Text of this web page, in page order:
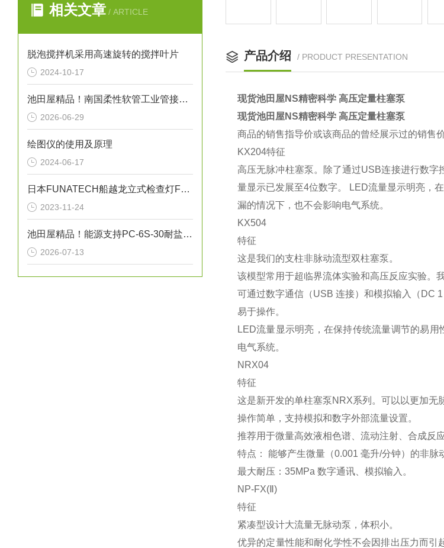
相关文章 / ARTICLE
脱泡搅拌机采用高速旋转的搅拌叶片
2024-10-17
池田屋精品！南国柔性软管工业管接头式氟树脂软管 NK-FJS-A 参数介绍
2026-06-29
绘图仪的使用及原理
2024-06-17
日本FUNATECH船越龙立式检查灯FY-18N原装全新
2023-11-24
池田屋精品！能源支持PC-6S-30耐盐箱式高压断路器技术参数
2026-07-13
产品介绍 / PRODUCT PRESENTATION
现货池田屋NS精密科学 高压定量柱塞泵
现货池田屋NS精密科学 高压定量柱塞泵
商品的销售指导价或该商品的曾经展示过的销售
KX204特征
高压无脉冲柱塞泵。除了通过USB连接进行数
量显示已发展至4位数字。 LED流量显示明亮，
漏的情况下，也不会影响电气系统。
KX504
特征
这是我们的支柱非脉动流型双柱塞泵。
该模型常用于超临界流体实验和高压反应实验。
可通过数字通信（USB 连接）和模拟输入（DC
易于操作。
LED流量显示明亮，在保持传统流量调节的易
电气系统。
NRX04
特征
这是新开发的单柱塞泵NRX系列。可以以更加无
操作简单，支持模拟和数字外部流量设置。
推荐用于微量高效液相色谱、流动注射、合成反
特点： 能够产生微量（0.001 毫升/分钟）的非脉
最大耐压：35MPa 数字通讯、模拟输入。
NP-FX(Ⅱ)
特征
紧凑型设计大流量无脉动泵，体积小。
优异的定量性能和耐化学性不会因排出压力而